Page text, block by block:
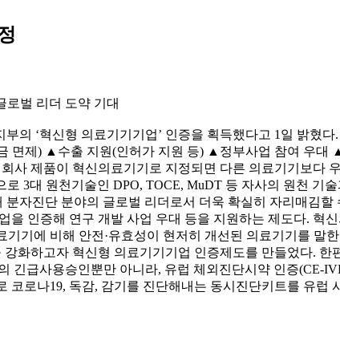
로벌 리더 도약 기대
의 ‘혁신형 의료기기기업’ 인증을 획득했다고 1일 밝
면제) ▲수출 지원(인허가 지원 등) ▲정부사업 참여 우대
사 제품이 혁신의료기기로 지정되면 다른 의료기기보다
3대 원천기술인 DPO, TOCE, MuDT 등 자사의 원천 기
자진단 분야의 글로벌 리더로서 더욱 확실히 자리매김
을 인증해 연구 개발 사업 우대 등을 지원하는 제도다. 혁
기에 비해 안전·유효성이 현저히 개선된 의료기기를 말
화하고자 혁신형 의료기기기업 인증제도를 만들었다. 한
긴급사용승인뿐만 아니라, 유럽 체외진단시약 인증(CE-
코로나19, 독감, 감기를 진단해내는 동시진단키트를 유럽